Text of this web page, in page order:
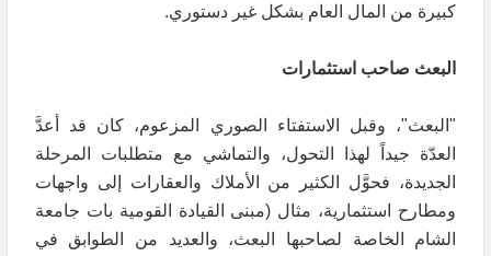
كبيرة من المال العام بشكل غير دستوري.
البعث صاحب استثمارات
"البعث"، وقبل الاستفتاء الصوري المزعوم، كان قد أعدَّ
العدّة جيداً لهذا التحول، والتماشي مع متطلبات المرحلة
الجديدة، فحوَّل الكثير من الأملاك والعقارات إلى واجهات
ومطارح استثمارية، مثال (مبنى القيادة القومية بات جامعة
الشام الخاصة لصاحبها البعث، والعديد من الطوابق في